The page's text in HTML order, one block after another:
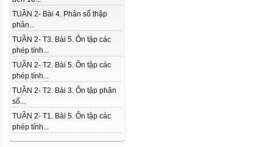
TUẦN 2- Bài 4. Phân số thập
phân...
TUẦN 2- T3. Bài 5. Ôn tập các
phép tính...
TUẦN 2- T2. Bài 5. Ôn tập các
phép tính...
TUẦN 2- T2. Bài 3. Ôn tập phân
số...
TUẦN 2- T1. Bài 5. Ôn tập các
phép tính...